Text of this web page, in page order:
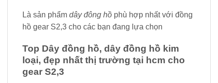
Là sản phẩm dây đông hồ phù hợp nhất với đồng
hồ gear S2,3 cho các bạn đang lựa chọn
Top Dây đồng hồ, dây đồng hồ kim
loại, đẹp nhất thị trường tại hcm cho
gear S2,3